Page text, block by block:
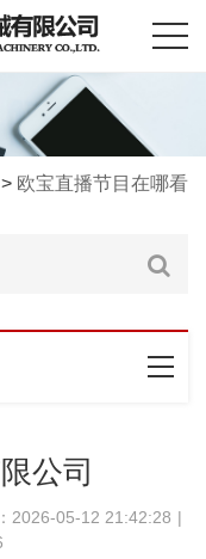
> 欧宝直播节目在哪看
公司
2026-05-12 21:42:28 |